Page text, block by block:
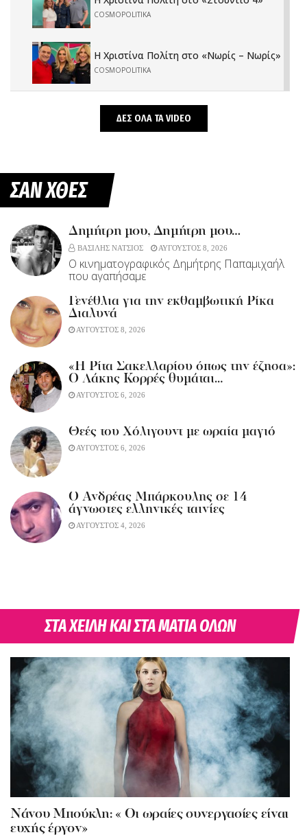
COSMOPOLITIKA
H Xριστίνα Πολίτη στο «Νωρίς – Νωρίς»
COSMOPOLITIKA
Αkylas
HOME TOP
ΔΕΣ ΟΛΑ ΤΑ VIDEO
ΣΑΝ ΧΘΕΣ
Δημήτρη μου, Δημήτρη μου…
ΒΑΣΙΛΗΣ ΝΑΤΣΙΟΣ ΑΥΓΟΥΣΤΟΣ 8, 2026
Ο κινηματογραφικός Δημήτρης Παπαμιχαήλ
που αγαπήσαμε
Γενέθλια για την εκθαμβωτική Ρίκα
Διαλυνά
ΑΥΓΟΥΣΤΟΣ 8, 2026
«Η Ρίτα Σακελλαρίου όπως την έζησα»:
Ο Λάκης Κορρές θυμάται…
ΑΥΓΟΥΣΤΟΣ 6, 2026
Θεές του Χόλιγουντ με ωραία μαγιό
ΑΥΓΟΥΣΤΟΣ 6, 2026
Ο Ανδρέας Μπάρκουλης σε 14
άγνωστες ελληνικές ταινίες
ΑΥΓΟΥΣΤΟΣ 4, 2026
ΣΤΑ ΧΕΙΛΗ ΚΑΙ ΣΤΑ ΜΑΤΙΑ ΟΛΩΝ
Νάνσυ Μπούκλη: « Οι ωραίες συνεργασίες είναι
ευχής έργον»